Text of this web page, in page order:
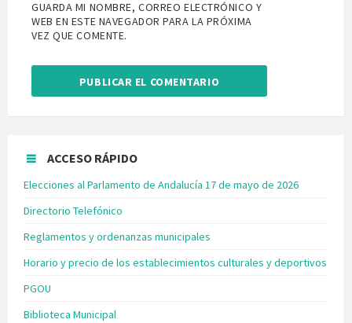
GUARDA MI NOMBRE, CORREO ELECTRÓNICO Y
WEB EN ESTE NAVEGADOR PARA LA PRÓXIMA
VEZ QUE COMENTE.
ACCESO RÁPIDO
Elecciones al Parlamento de Andalucía 17 de mayo de 2026
Directorio Telefónico
Reglamentos y ordenanzas municipales
Horario y precio de los establecimientos culturales y deportivos
PGOU
Biblioteca Municipal